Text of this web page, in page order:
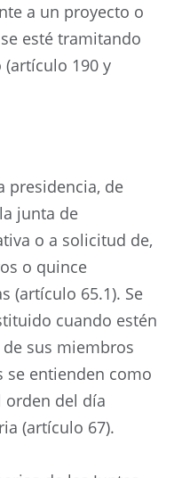
a un proyecto o
esté tramitando
(artículo 190 y
presidencia, de
junta de
o a solicitud de,
o quince
(artículo 65.1). Se
cuando estén
sus miembros
se entienden como
orden del día
(artículo 67).